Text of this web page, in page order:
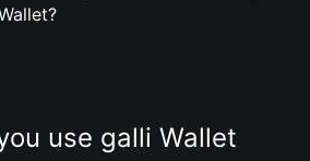
use galli Wallet